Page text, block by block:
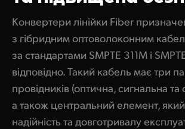
Конвертери лінійки Fiber
з гібридним оптоволоконним
за стандартами SMPTE 311M і
відповідно. Такий кабель має три
провідників (оптична, сигнальна та
а також центральний елемент,
надійність та довготривалу